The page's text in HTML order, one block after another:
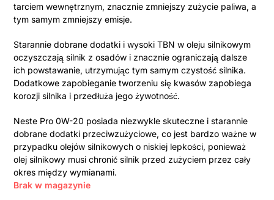
tarciem wewnętrznym, znacznie zmniejszy zużycie paliwa, a
tym samym zmniejszy emisje.
Starannie dobrane dodatki i wysoki TBN w oleju silnikowym
oczyszczają silnik z osadów i znacznie ograniczają dalsze
ich powstawanie, utrzymując tym samym czystość silnika.
Dodatkowe zapobieganie tworzeniu się kwasów zapobiega
korozji silnika i przedłuża jego żywotność.
Neste Pro 0W-20 posiada niezwykle skuteczne i starannie
dobrane dodatki przeciwzużyciowe, co jest bardzo ważne w
przypadku olejów silnikowych o niskiej lepkości, ponieważ
olej silnikowy musi chronić silnik przed zużyciem przez cały
okres między wymianami.
Brak w magazynie